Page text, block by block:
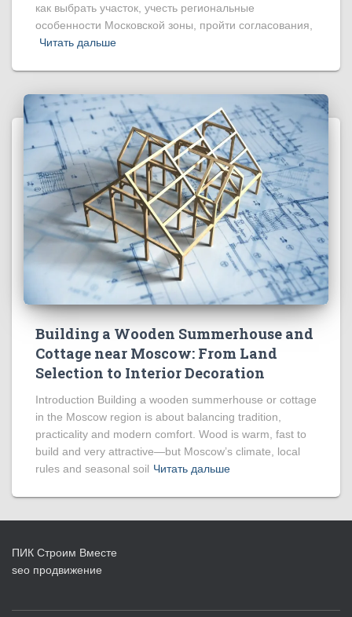
как выбрать участок, учесть региональные
особенности Московской зоны, пройти согласования,
Читать дальше
Building a Wooden Summerhouse and
Cottage near Moscow: From Land
Selection to Interior Decoration
Introduction Building a wooden summerhouse or cottage
in the Moscow region is about balancing tradition,
practicality and modern comfort. Wood is warm, fast to
build and very attractive—but Moscow’s climate, local
rules and seasonal soil Читать дальше
ПИК Строим Вместе
seo продвижение